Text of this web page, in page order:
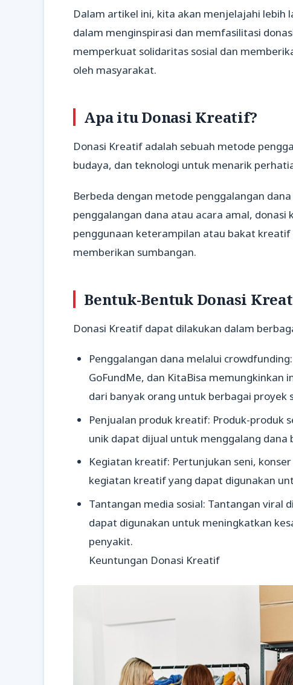
Dalam artikel ini, kita akan menjelajahi lebih
dalam menginspirasi dan memfasilitasi
memperkuat solidaritas sosial dan
oleh masyarakat.
Apa itu Donasi Kreatif?
Donasi Kreatif adalah sebuah metode
budaya, dan teknologi untuk menarik
Berbeda dengan metode penggalangan
penggalangan dana atau acara amal,
penggunaan keterampilan atau bakat
memberikan sumbangan.
Bentuk-Bentuk Donasi
Donasi Kreatif dapat dilakukan dalam
Penggalangan dana melalui
GoFundMe, dan KitaBisa memungkinkan
dari banyak orang untuk berbagai proyek
Penjualan produk kreatif: Produk-produk
unik dapat dijual untuk menggalang dana
Kegiatan kreatif: Pertunjukan seni,
kegiatan kreatif yang dapat digunakan
Tantangan media sosial: Tantangan viral
dapat digunakan untuk meningkatkan
penyakit.
Keuntungan Donasi Kreatif